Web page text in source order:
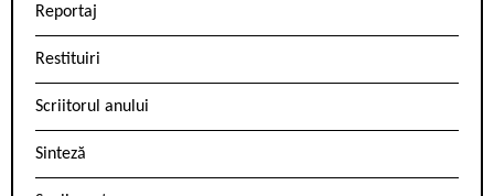
Reportaj
Restituiri
Scriitorul anului
Sinteză